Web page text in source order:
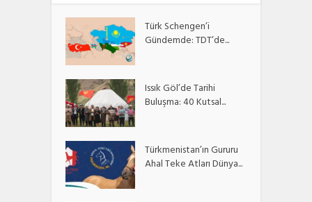
Türk Schengen’i
Gündemde: TDT’de...
Issık Göl’de Tarihi
Buluşma: 40 Kutsal...
Türkmenistan’ın Gururu
Ahal Teke Atları Dünya...